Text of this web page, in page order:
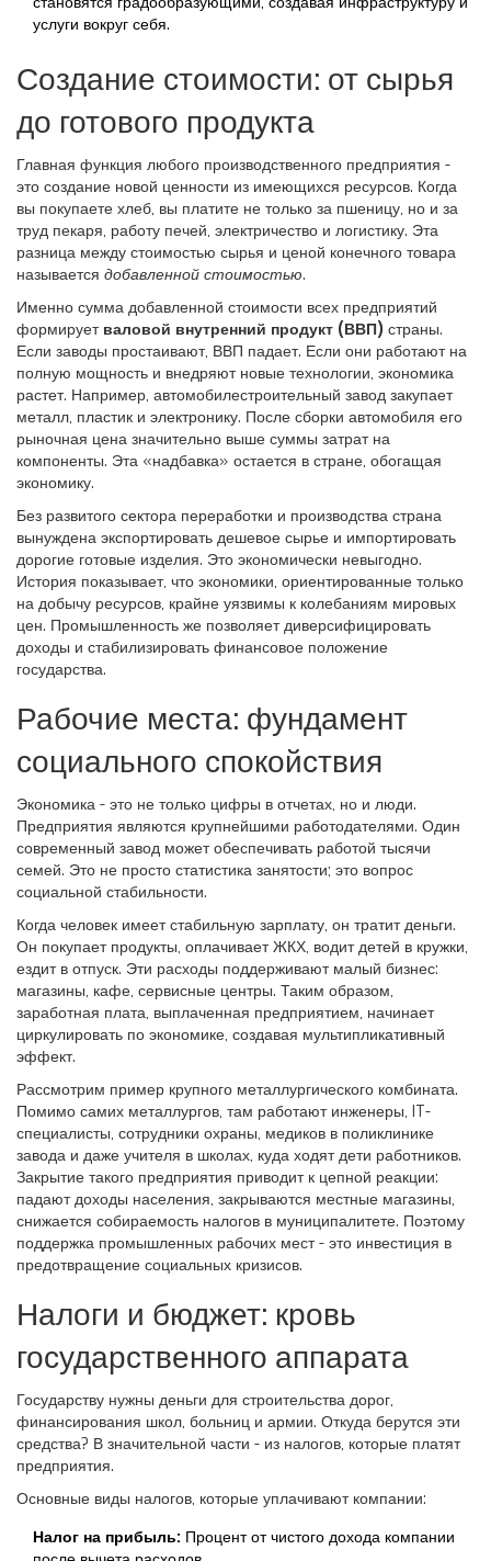
услуги вокруг себя.
Создание стоимости: от сырья
до готового продукта
Главная функция любого производственного предприятия -
это создание новой ценности из имеющихся ресурсов. Когда
вы покупаете хлеб, вы платите не только за пшеницу, но и за
труд пекаря, работу печей, электричество и логистику. Эта
разница между стоимостью сырья и ценой конечного товара
называется добавленной стоимостью.
Именно сумма добавленной стоимости всех предприятий
формирует валовой внутренний продукт (ВВП) страны.
Если заводы простаивают, ВВП падает. Если они работают на
полную мощность и внедряют новые технологии, экономика
растет. Например, автомобилестроительный завод закупает
металл, пластик и электронику. После сборки автомобиля его
рыночная цена значительно выше суммы затрат на
компоненты. Эта «надбавка» остается в стране, обогащая
экономику.
Без развитого сектора переработки и производства страна
вынуждена экспортировать дешевое сырье и импортировать
дорогие готовые изделия. Это экономически невыгодно.
История показывает, что экономики, ориентированные только
на добычу ресурсов, крайне уязвимы к колебаниям мировых
цен. Промышленность же позволяет диверсифицировать
доходы и стабилизировать финансовое положение
государства.
Рабочие места: фундамент
социального спокойствия
Экономика - это не только цифры в отчетах, но и люди.
Предприятия являются крупнейшими работодателями. Один
современный завод может обеспечивать работой тысячи
семей. Это не просто статистика занятости; это вопрос
социальной стабильности.
Когда человек имеет стабильную зарплату, он тратит деньги.
Он покупает продукты, оплачивает ЖКХ, водит детей в кружки,
ездит в отпуск. Эти расходы поддерживают малый бизнес:
магазины, кафе, сервисные центры. Таким образом,
заработная плата, выплаченная предприятием, начинает
циркулировать по экономике, создавая мультипликативный
эффект.
Рассмотрим пример крупного металлургического комбината.
Помимо самих металлургов, там работают инженеры, IT-
специалисты, сотрудники охраны, медиков в поликлинике
завода и даже учителя в школах, куда ходят дети работников.
Закрытие такого предприятия приводит к цепной реакции:
падают доходы населения, закрываются местные магазины,
снижается собираемость налогов в муниципалитете. Поэтому
поддержка промышленных рабочих мест - это инвестиция в
предотвращение социальных кризисов.
Налоги и бюджет: кровь
государственного аппарата
Государству нужны деньги для строительства дорог,
финансирования школ, больниц и армии. Откуда берутся эти
средства? В значительной части - из налогов, которые платят
предприятия.
Основные виды налогов, которые уплачивают компании:
Налог на прибыль: Процент от чистого дохода компании